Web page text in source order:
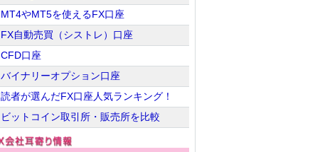
MT4やMT5を使えるFX口座
FX自動売買（シストレ）口座
CFD口座
バイナリーオプション口座
読者が選んだFX口座人気ランキング！
ビットコイン取引所・販売所を比較